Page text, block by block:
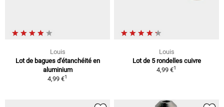
Louis
Lot de bagues d'étanchéité en
aluminium
4,99 €1
Louis
Lot de 5 rondelles cuivre
4,99 €1